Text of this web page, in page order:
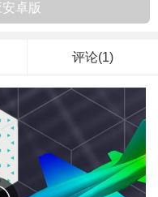
卓版
评论(1)